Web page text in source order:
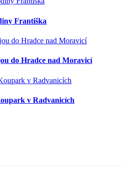
Františka
do Hradce nad Moravicí
v Radvanicích